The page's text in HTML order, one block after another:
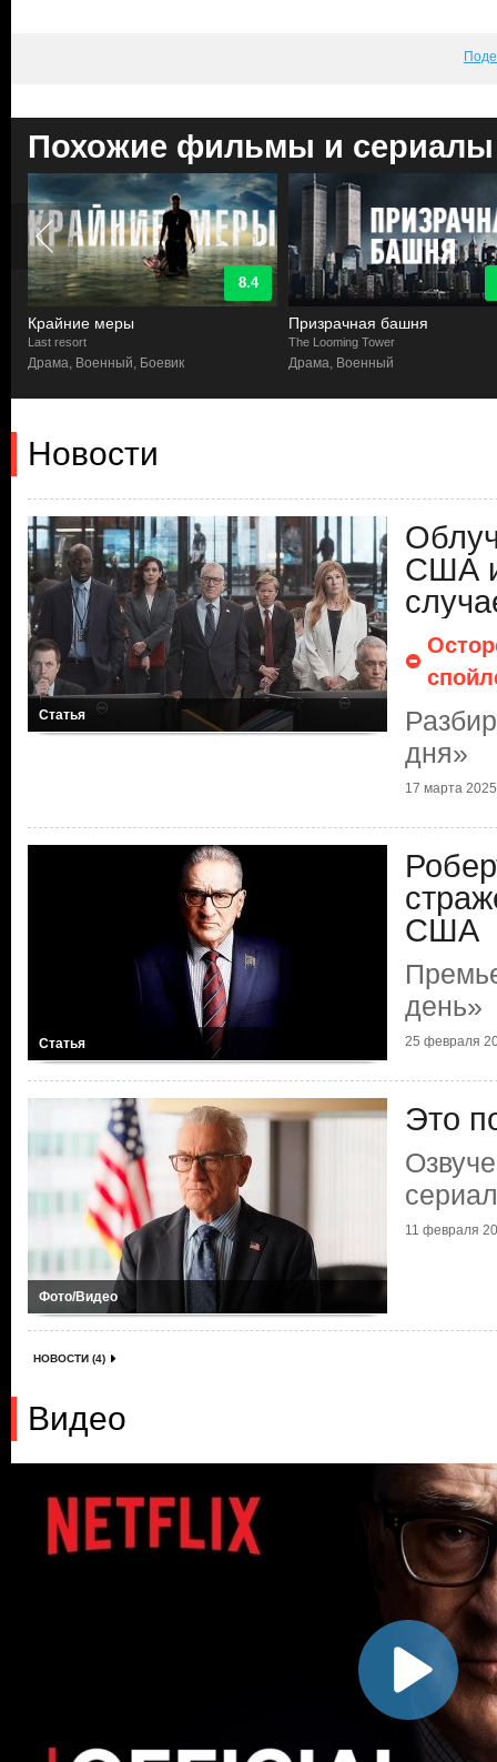
Похожие фильмы и сериалы
8.4
Крайние меры
Last resort
Драма, Военный, Боевик
Призрачная башня
The Looming Tower
Драма, Военный
Новости
Статья
США
дня»
17 марта 2025
Статья
США
день»
25 февраля
Фото/Видео
Это
11 февраля
НОВОСТИ (4)
Видео